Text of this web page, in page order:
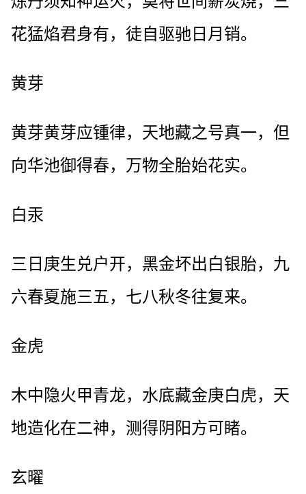
花猛焰君身有，徒自驱驰日月销。
黄芽
黄芽黄芽应锺律，天地藏之号真一，但
向华池御得春，万物全胎始花实。
白汞
三日庚生兑户开，黑金坏出白银胎，九
六春夏施三五，七八秋冬往复来。
金虎
木中隐火甲青龙，水底藏金庚白虎，天
地造化在二神，测得阴阳方可睹。
玄曜